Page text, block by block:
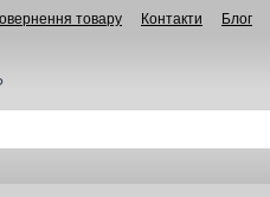
товару Контакти Блог